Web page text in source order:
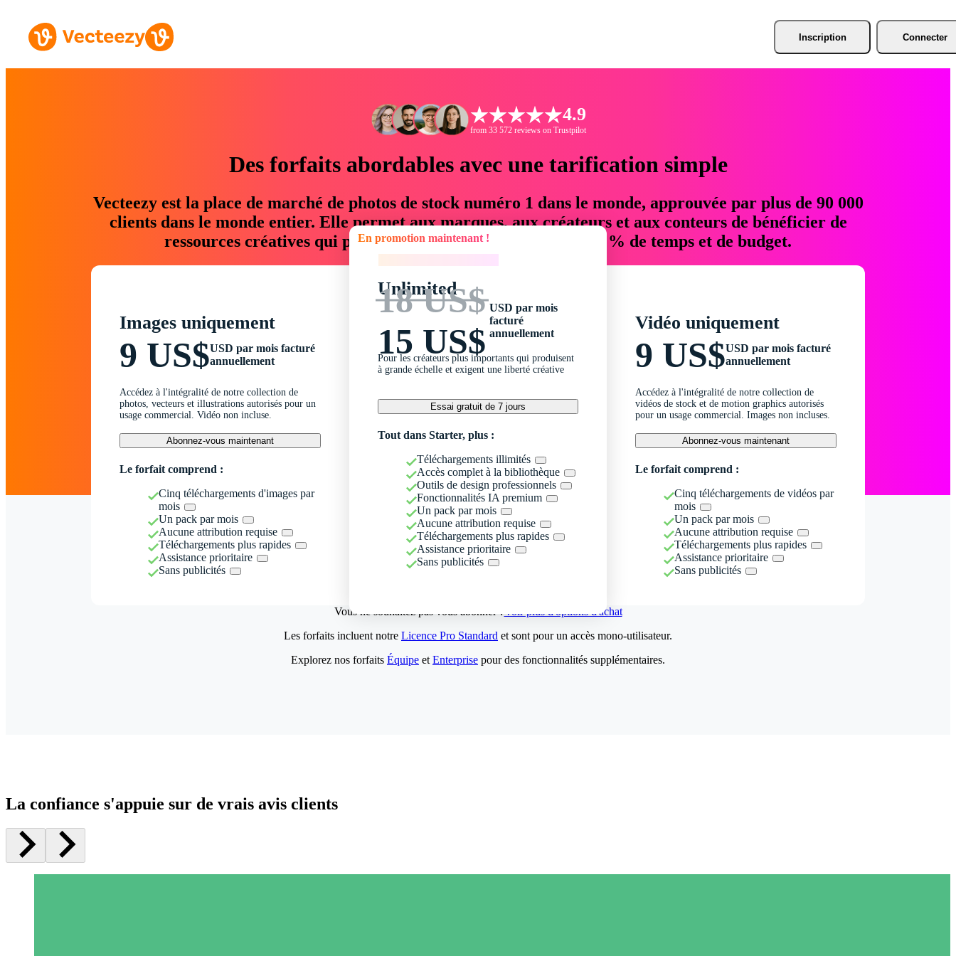
Inscription Connecter
4.9
from 33 572 reviews on Trustpilot
Des forfaits abordables avec une tarification simple
Vecteezy est la place de marché de photos de stock numéro 1 dans le monde, approuvée par plus de 90 000
clients dans le monde entier. Elle permet aux marques, aux créateurs et aux conteurs de bénéficier de
ressources créatives qui permettent d'économiser jusqu'à 76 % de temps et de budget.
Images uniquement
9 US$USD par mois facturé
annuellement
Accédez à l'intégralité de notre collection de
photos, vecteurs et illustrations autorisés pour un
usage commercial. Vidéo non incluse.
Abonnez-vous maintenant
Le forfait comprend :
Cinq téléchargements d'images par
mois
Un pack par mois
Aucune attribution requise
Téléchargements plus rapides
Assistance prioritaire
Sans publicités
En promotion maintenant !
Unlimited
18 US$
15 US$
USD par mois
facturé
annuellement
Pour les créateurs plus importants qui produisent
à grande échelle et exigent une liberté créative
Essai gratuit de 7 jours
Tout dans Starter, plus :
Téléchargements illimités
Accès complet à la bibliothèque
Outils de design professionnels
Fonctionnalités IA premium
Un pack par mois
Aucune attribution requise
Téléchargements plus rapides
Assistance prioritaire
Sans publicités
Vidéo uniquement
9 US$USD par mois facturé
annuellement
Accédez à l'intégralité de notre collection de
vidéos de stock et de motion graphics autorisés
pour un usage commercial. Images non incluses.
Abonnez-vous maintenant
Le forfait comprend :
Cinq téléchargements de vidéos par
mois
Un pack par mois
Aucune attribution requise
Téléchargements plus rapides
Assistance prioritaire
Sans publicités
Vous ne souhaitez pas vous abonner ?Voir plus d'options d'achat
Les forfaits incluent notre Licence Pro Standard et sont pour un accès mono-utilisateur.
Explorez nos forfaits Équipe et Enterprise pour des fonctionnalités supplémentaires.
La confiance s'appuie sur de vrais avis clients